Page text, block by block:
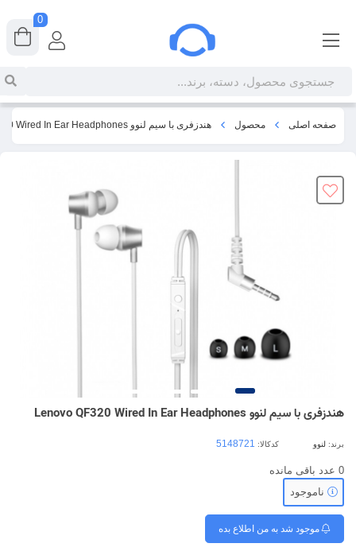
صفحه اصلی محصول هندزفری با سیم لنوو Lenovo QF320 Wired In Ear Headphones
هندزفری با سیم لنوو Lenovo QF320 Wired In Ear Headphones
برند: لنوو کدکالا:
0 عدد باقی مانده
ناموجود
موجود شد به من اطلاع بده
0